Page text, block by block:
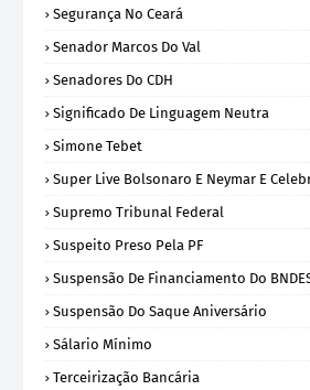
Segurança No Ceará
Senador Marcos Do Val
Senadores Do CDH
Significado De Linguagem Neutra
Simone Tebet
Super Live Bolsonaro E Neymar E
Supremo Tribunal Federal
Suspeito Preso Pela PF
Suspensão De Financiamento Do
Suspensão Do Saque Aniversário
Sálario Mínimo
Terceirização Bancária